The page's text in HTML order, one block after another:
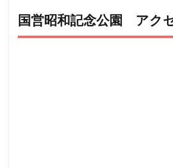
国営昭和記念公園 アク